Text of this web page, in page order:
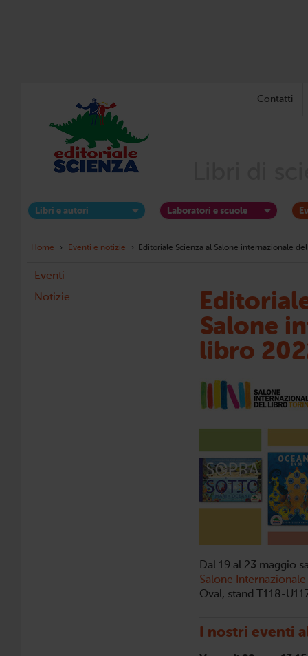
Contatti
Libri e autori Laboratori e scuole
Home › Eventi e notizie › Editoriale Scienza al Salone internazionale
Eventi
Notizie
Salone
libro
Dal 19 al 23 maggio
Salone
Oval, stand T118-
I nostri eventi